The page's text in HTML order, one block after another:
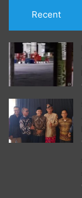
Recent